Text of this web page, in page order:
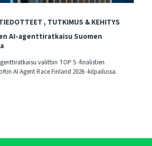
TUTKIMUS & KEHITYS
AI-agenttiratkaisu Suomen
valittiin TOP 5 -finalistien
AI Agent Race Finland 2026 -kilpailussa.